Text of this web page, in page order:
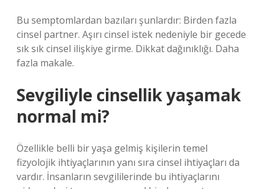
Bu semptomlardan bazıları şunlardır: Birden fazla
cinsel partner. Aşırı cinsel istek nedeniyle bir gecede
sık sık cinsel ilişkiye girme. Dikkat dağınıklığı. Daha
fazla makale.
Sevgiliyle cinsellik yaşamak
normal mi?
Özellikle belli bir yaşa gelmiş kişilerin temel
fizyolojik ihtiyaçlarının yanı sıra cinsel ihtiyaçları da
vardır. İnsanların sevgililerinde bu ihtiyaçlarını